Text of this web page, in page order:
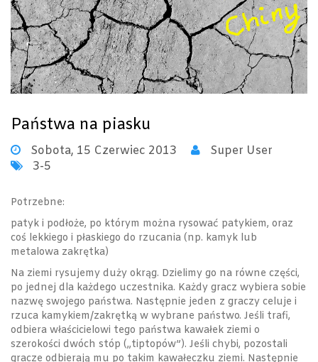
Państwa na piasku
Sobota, 15 Czerwiec 2013
Super User
3-5
Potrzebne:
patyk i podłoże, po którym można rysować patykiem, oraz
coś lekkiego i płaskiego do rzucania (np. kamyk lub
metalowa zakrętka)
Na ziemi rysujemy duży okrąg. Dzielimy go na równe części,
po jednej dla każdego uczestnika. Każdy gracz wybiera sobie
nazwę swojego państwa. Następnie jeden z graczy celuje i
rzuca kamykiem/zakrętką w wybrane państwo. Jeśli trafi,
odbiera właścicielowi tego państwa kawałek ziemi o
szerokości dwóch stóp („tiptopów”). Jeśli chybi, pozostali
gracze odbierają mu po takim kawałeczku ziemi. Następnie